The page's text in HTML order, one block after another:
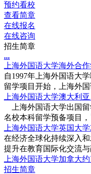
预约看校
查看简章
在线报名
在线咨询
招生简章
...
上海外国语大学海外合
自1997年上海外国语大
留学项目开始，上海外
上海外国语大学澳大利
上海外国语大学出国留
名校本科留学预备项目
上海外国语大学英国大
在经济全球化持续深入
提升在教育国际化交流
上海外国语大学加拿大
招生简章